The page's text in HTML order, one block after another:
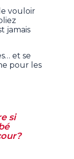
vouloir
jamais
et se
pour les
si